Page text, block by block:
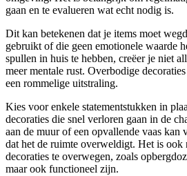
gaan en te evalueren wat echt nodig is.
Dit kan betekenen dat je items moet
gebruikt of die geen emotionele waarde
spullen in huis te hebben, creëer je niet
meer mentale rust. Overbodige
een rommelige uitstraling.
Kies voor enkele statementstukken in
decoraties die snel verloren gaan in de
aan de muur of een opvallende vaas kan
dat het de ruimte overweldigt. Het is
decoraties te overwegen, zoals
maar ook functioneel zijn.